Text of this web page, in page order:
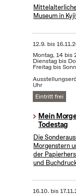
Museum in
12.9. bis
Montag, 14 bis
Dienstag bis
Freitag bis
Uhr
Eintritt frei
Mein
Todestag
Die
Morgenstern
der
und
16.10. bis